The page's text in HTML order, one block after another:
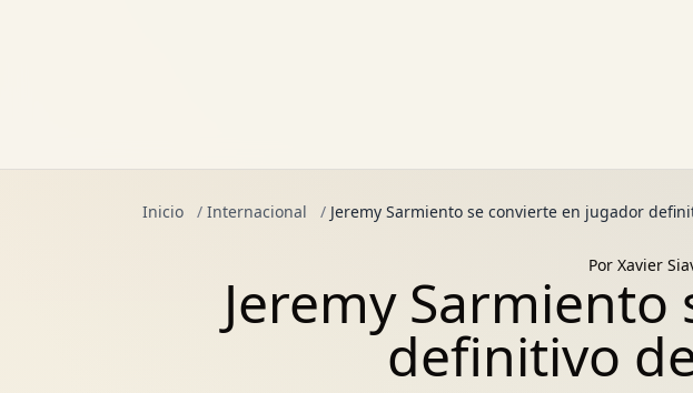
Inicio / Internacional / Jeremy Sarmiento se convierte en jugador
Por Xavier
Jeremy
definitivo